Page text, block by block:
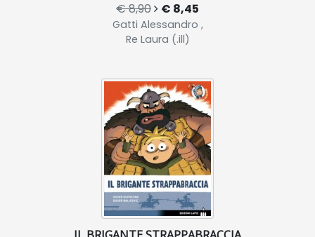
€ 8,90 € 8,45
Gatti Alessandro ,
Re Laura (.ill)